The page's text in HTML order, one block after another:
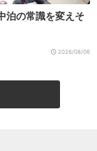
泊の常識を変えそ
2026/08/06